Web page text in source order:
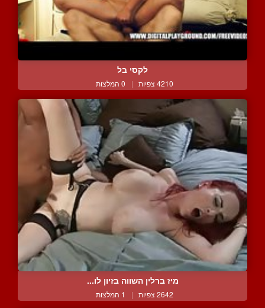
לקסי בל
4210 צפיות | 0 המלצות
מיז ברלין השווה בזיון לו...
2642 צפיות | 1 המלצות